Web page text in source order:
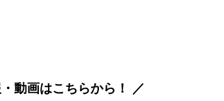
動画はこちらから！ ／